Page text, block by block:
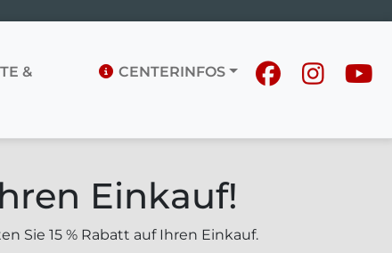
&
CENTERINFOS
Einkauf!
Sie 15 % Rabatt auf Ihren Einkauf.